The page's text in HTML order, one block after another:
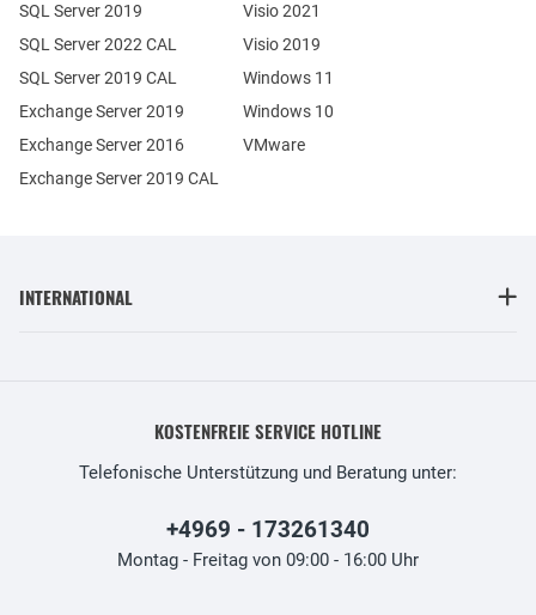
Exchange Server 2019
Exchange Server 2016
SQL Server 2019
SQL Server 2022 CAL
SQL Server 2019 CAL
Exchange Server 2019 CAL
Visio 2021
Visio 2019
Windows 11
Windows 10
VMware
INTERNATIONAL
KOSTENFREIE SERVICE HOTLINE
Telefonische Unterstützung und Beratung unter:
+4969 - 173261340
Montag - Freitag von 09:00 - 16:00 Uhr